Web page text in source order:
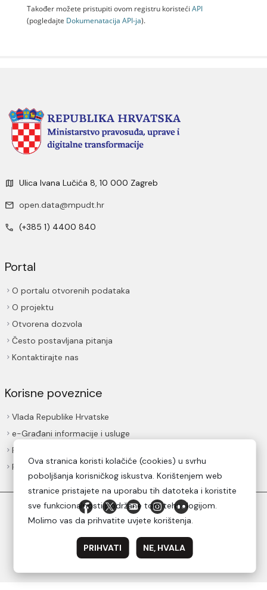
Također možete pristupiti ovom registru koristeći API
(pogledajte Dokumenаtаcijа API-jа).